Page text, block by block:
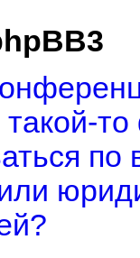
по